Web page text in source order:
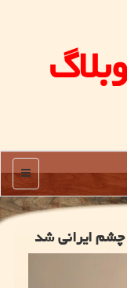
منو
چشم ایرانی شد